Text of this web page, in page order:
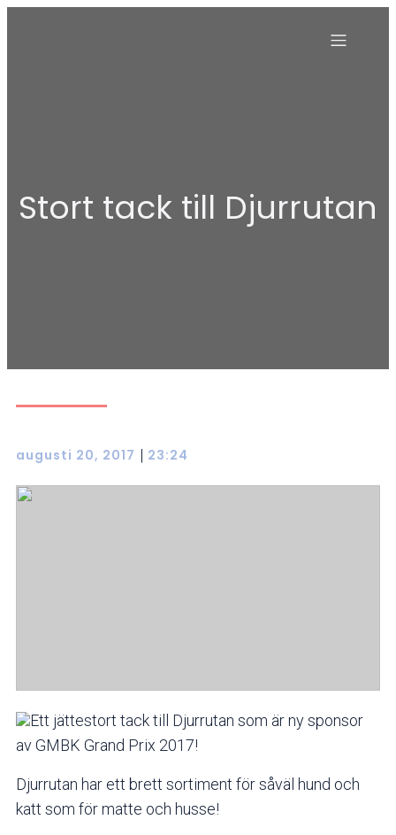
Stort tack till Djurrutan
augusti 20, 2017 | 23:24
Ett jättestort tack till Djurrutan som är ny sponsor
av GMBK Grand Prix 2017!
Djurrutan har ett brett sortiment för såväl hund och
katt som för matte och husse!